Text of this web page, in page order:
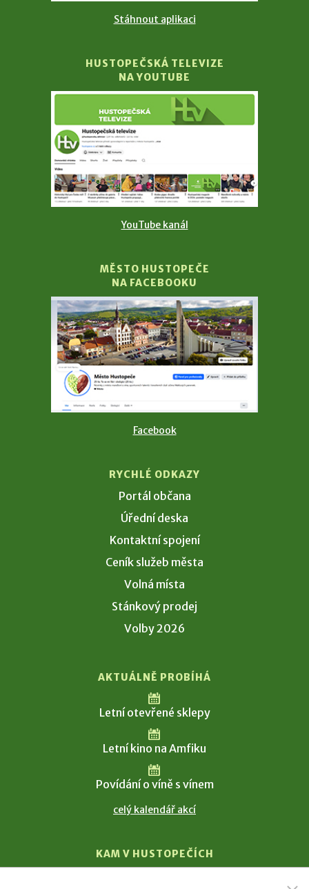
Stáhnout aplikaci
HUSTOPEČSKÁ TELEVIZE
NA YOUTUBE
YouTube kanál
MĚSTO HUSTOPEČE
NA FACEBOOKU
Facebook
RYCHLÉ ODKAZY
Portál občana
Úřední deska
Kontaktní spojení
Ceník služeb města
Volná místa
Stánkový prodej
Volby 2026
AKTUÁLNĚ PROBÍHÁ
Letní otevřené sklepy
Letní kino na Amfiku
Povídání o víně s vínem
celý kalendář akcí
KAM V HUSTOPEČÍCH